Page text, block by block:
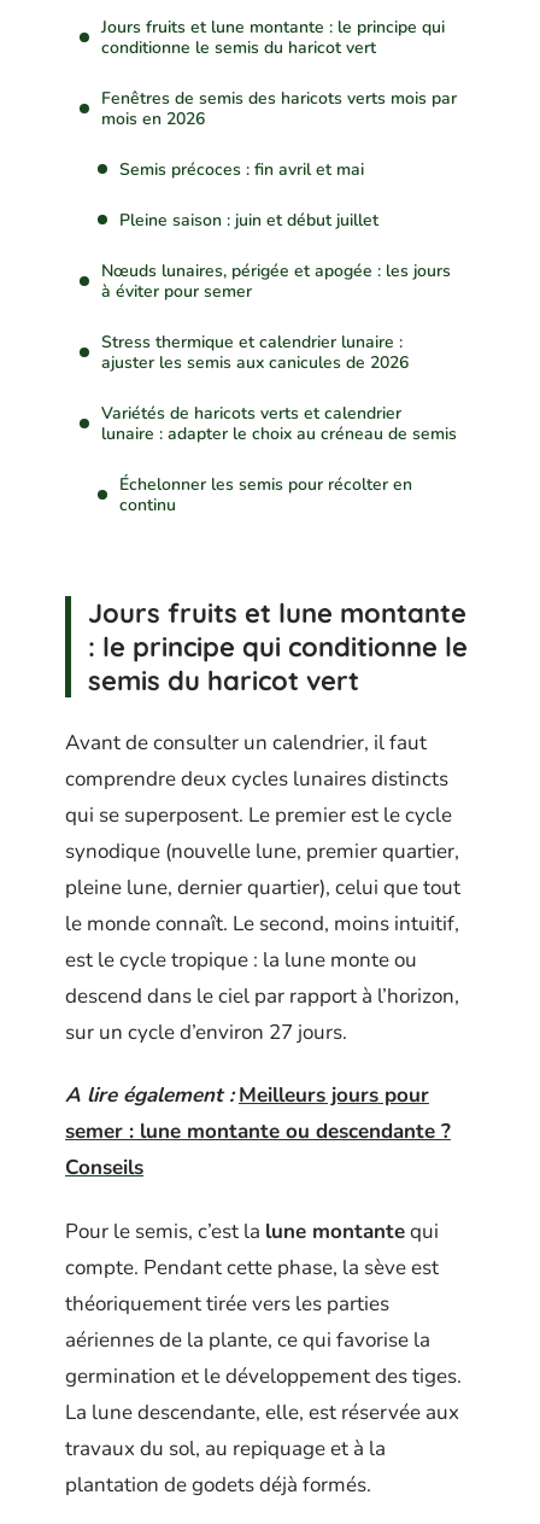
Jours fruits et lune montante : le principe qui
conditionne le semis du haricot vert
Fenêtres de semis des haricots verts mois par
mois en 2026
Semis précoces : fin avril et mai
Pleine saison : juin et début juillet
Nœuds lunaires, périgée et apogée : les jours
à éviter pour semer
Stress thermique et calendrier lunaire :
ajuster les semis aux canicules de 2026
Variétés de haricots verts et calendrier
lunaire : adapter le choix au créneau de semis
Échelonner les semis pour récolter en
continu
Jours fruits et lune montante
: le principe qui conditionne le
semis du haricot vert
Avant de consulter un calendrier, il faut
comprendre deux cycles lunaires distincts
qui se superposent. Le premier est le cycle
synodique (nouvelle lune, premier quartier,
pleine lune, dernier quartier), celui que tout
le monde connaît. Le second, moins intuitif,
est le cycle tropique : la lune monte ou
descend dans le ciel par rapport à l’horizon,
sur un cycle d’environ 27 jours.
A lire également : Meilleurs jours pour
semer : lune montante ou descendante ?
Conseils
Pour le semis, c’est la lune montantequi
compte. Pendant cette phase, la sève est
théoriquement tirée vers les parties
aériennes de la plante, ce qui favorise la
germination et le développement des tiges.
La lune descendante, elle, est réservée aux
travaux du sol, au repiquage et à la
plantation de godets déjà formés.